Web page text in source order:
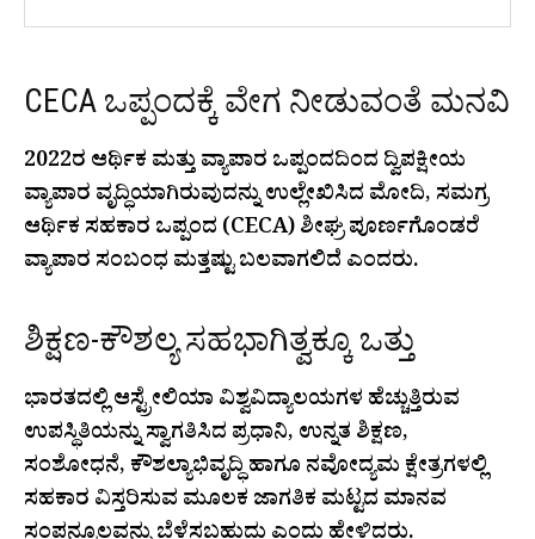
CECA ಒಪ್ಪಂದಕ್ಕೆ ವೇಗ ನೀಡುವಂತೆ ಮನವಿ
2022ರ ಆರ್ಥಿಕ ಮತ್ತು ವ್ಯಾಪಾರ ಒಪ್ಪಂದದಿಂದ ದ್ವಿಪಕ್ಷೀಯ
ವ್ಯಾಪಾರ ವೃದ್ಧಿಯಾಗಿರುವುದನ್ನು ಉಲ್ಲೇಖಿಸಿದ ಮೋದಿ, ಸಮಗ್ರ
ಆರ್ಥಿಕ ಸಹಕಾರ ಒಪ್ಪಂದ (CECA) ಶೀಘ್ರ ಪೂರ್ಣಗೊಂಡರೆ
ವ್ಯಾಪಾರ ಸಂಬಂಧ ಮತ್ತಷ್ಟು ಬಲವಾಗಲಿದೆ ಎಂದರು.
ಶಿಕ್ಷಣ-ಕೌಶಲ್ಯ ಸಹಭಾಗಿತ್ವಕ್ಕೂ ಒತ್ತು
ಭಾರತದಲ್ಲಿ ಆಸ್ಟ್ರೇಲಿಯಾ ವಿಶ್ವವಿದ್ಯಾಲಯಗಳ ಹೆಚ್ಚುತ್ತಿರುವ
ಉಪಸ್ಥಿತಿಯನ್ನು ಸ್ವಾಗತಿಸಿದ ಪ್ರಧಾನಿ, ಉನ್ನತ ಶಿಕ್ಷಣ,
ಸಂಶೋಧನೆ, ಕೌಶಲ್ಯಾಭಿವೃದ್ಧಿ ಹಾಗೂ ನವೋದ್ಯಮ ಕ್ಷೇತ್ರಗಳಲ್ಲಿ
ಸಹಕಾರ ವಿಸ್ತರಿಸುವ ಮೂಲಕ ಜಾಗತಿಕ ಮಟ್ಟದ ಮಾನವ